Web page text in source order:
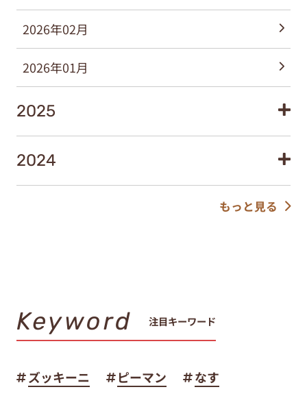
2026年02月
2026年01月
2025
2024
もっと見る
Keyword 注目キーワード
ズッキーニ ピーマン なす